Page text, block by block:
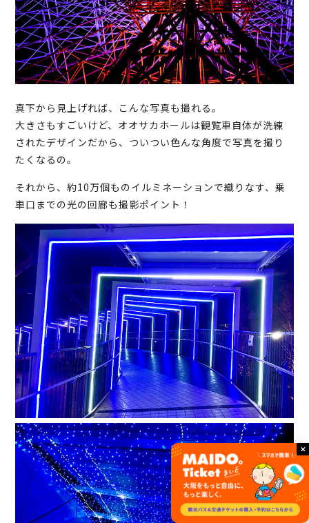
真下から見上げれば、こんな写真も撮れる。
大きさもすごいけど、オオサカホールは観覧車自体が洗練
されたデザインだから、ついつい色んな角度で写真を撮り
たくなるの。
それから、約10万個ものイルミネーションで織りなす、乗
車口までの光の回廊も撮影ポイント！